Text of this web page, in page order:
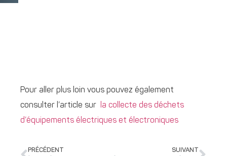
Pour aller plus loin vous pouvez également
consulter l’article sur
la collecte des déchets
d’équipements électriques et électroniques
PRÉCÉDENT
SUIVANT